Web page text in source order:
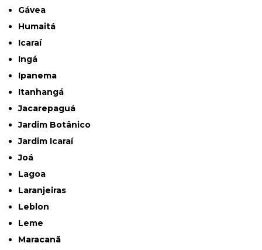
Gávea
Humaitá
Icaraí
Ingá
Ipanema
Itanhangá
Jacarepaguá
Jardim Botânico
Jardim Icaraí
Joá
Lagoa
Laranjeiras
Leblon
Leme
Maracanã